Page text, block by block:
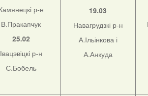
р-н
В.Пракапчук
25.02
Івацэвіцкі р-н
С.Бобель
19.03
Навагрудзкі р-н
А.Ільінкова і
А.Анкуда